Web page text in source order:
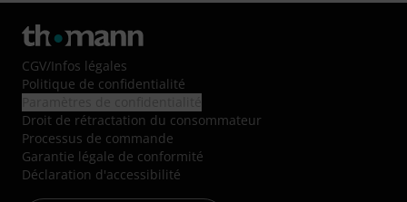
CGV/Infos légales
Politique de confidentialité
Droit de rétractation du consommateur
Processus de commande
Garantie légale de conformité
Déclaration d'accessibilité